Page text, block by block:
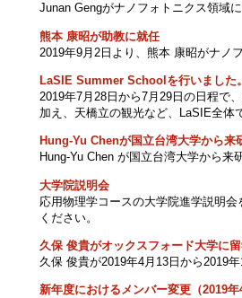
Junan Gengがナノフォトニクス領域
熊本 康昭が助教に就任
2019年9月2日より、熊本 康昭がナノ
LaSIE Summer Schoolを行いました。
2019年7月28日から7月29日の日程で
加え、天橋立の観光など、LaSIE全体
Hung-Yu Chenが国立台湾大学から来
Hung-Yu Chen が国立台湾大学から
大学院説明会
応用物理学コースの大学院進学説明
ください。
久保 俊貴がオックスフォード大学に
久保 俊貴が2019年4月13日から2019
新年度におけるメンバー変更（2019年